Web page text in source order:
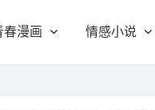
春漫画 情感小说